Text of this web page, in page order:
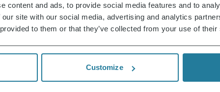
content and ads, to provide social media features and to
site with our social media, advertising and analytics
to them or that they’ve collected from your use of
Customize
no